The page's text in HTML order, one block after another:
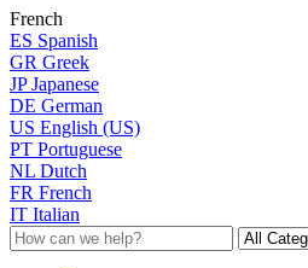
French
ES Spanish
GR Greek
JP Japanese
DE German
US English (US)
PT Portuguese
NL Dutch
FR French
IT Italian